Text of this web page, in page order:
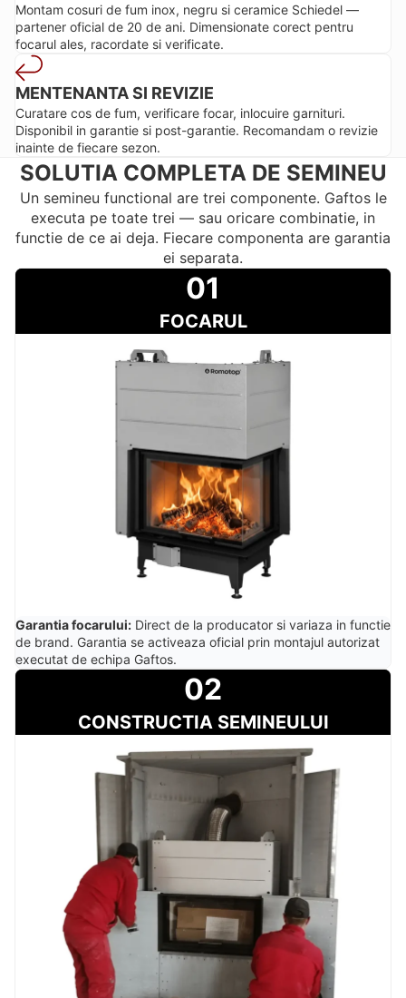
Montam cosuri de fum inox, negru si ceramice Schiedel —
partener oficial de 20 de ani. Dimensionate corect pentru
focarul ales, racordate si verificate.
MENTENANTA SI REVIZIE
Curatare cos de fum, verificare focar, inlocuire garnituri.
Disponibil in garantie si post-garantie. Recomandam o revizie
inainte de fiecare sezon.
SOLUTIA COMPLETA DE SEMINEU
Un semineu functional are trei componente. Gaftos le
executa pe toate trei — sau oricare combinatie, in
functie de ce ai deja. Fiecare componenta are garantia
ei separata.
01
FOCARUL
Garantia focarului: Direct de la producator si variaza in functie
de brand. Garantia se activeaza oficial prin montajul autorizat
executat de echipa Gaftos.
02
CONSTRUCTIA SEMINEULUI